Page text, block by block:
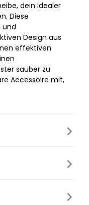
dein idealer
Diese
und
Design aus
effektiven
sauber zu
Accessoire mit,